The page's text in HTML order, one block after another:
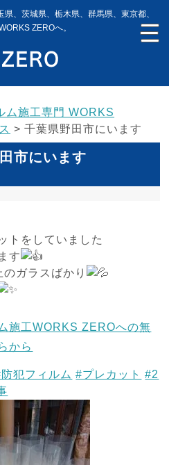
、茨城県、栃木県、群馬県、東京都、
ZEROへ。
ム施工専門 WORKS
>千葉県野田市にいます
市にいます
トをしていました
す
ガラスばかり
施工WORKS ZEROへの無
から
犯フィルム #プレカット
#2